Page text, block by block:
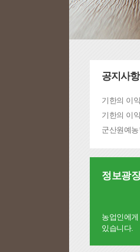
공지사항
정보광
농업인에
있습니다.